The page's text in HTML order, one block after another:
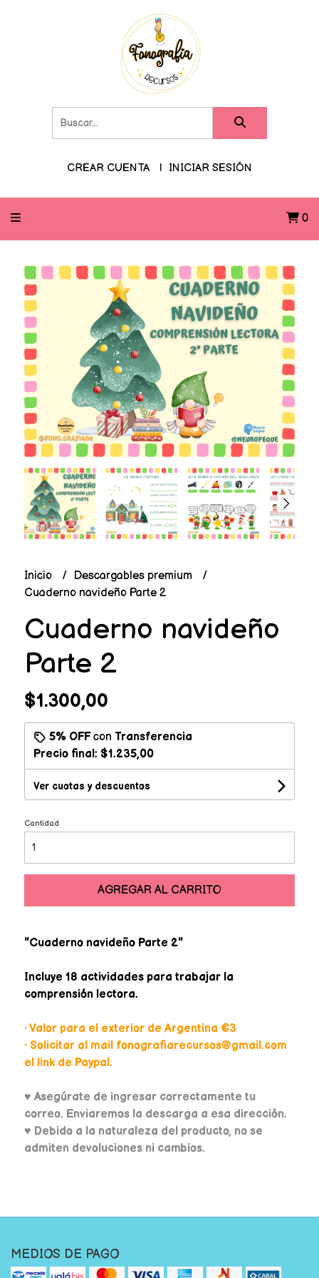
CREAR CUENTA INICIAR SESIÓN
0
Inicio
Descargables premium
Cuaderno navideño Parte 2
Cuaderno navideño
Parte 2
$1.300,00
5% OFFcon Transferencia
Precio final: $1.235,00
Ver cuotas y descuentos
Cantidad
AGREGAR AL CARRITO
"Cuaderno navideño Parte 2"
Incluye 18 actividades para trabajar la
comprensión lectora.
• Valor para el exterior de Argentina €3
• Solicitar al mail fonografiarecursos@gmail.com
el link de Paypal.
♥ Asegúrate de ingresar correctamente tu
correo. Enviaremos la descarga a esa dirección.
♥ Debido a la naturaleza del producto, no se
admiten devoluciones ni cambios.
MEDIOS DE PAGO